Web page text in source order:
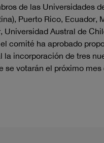
de las Universidades
Puerto Rico, Ecuador,
Universidad Austral de
comité ha aprobado
la incorporación de tres
se votarán el próximo mes